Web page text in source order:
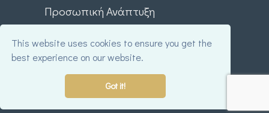
This website uses cookies to ensure you get the
best experience on our website.
Got it!
Προσωπική Ανάπτυξη
2026 MultiHosting . All rights reserved.